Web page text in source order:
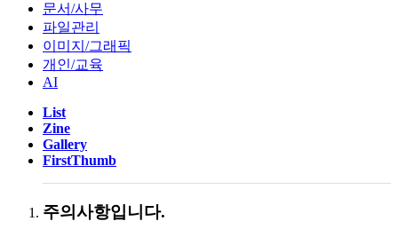
문서/사무
파일관리
이미지/그래픽
개인/교육
AI
List
Zine
Gallery
FirstThumb
주의사항입니다.